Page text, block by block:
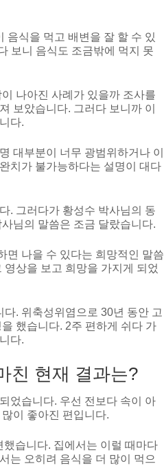
음식을 먹고 배변을 잘 할 수 있
보니 음식도 조금밖에 먹지 못
나아진 사례가 있을까 조사를
보았습니다. 그러다 보니까 이
다.
대부분이 너무 광범위하거나 이
치가 불가능하다는 설명이 대다
. 그러다가 황성수 박사님의 동
님의 말씀은 조금 달랐습니다.
면 나을 수 있다는 희망적인 말씀
상을 보고 희망을 가지게 되었
. 위축성위염으로 30년 동안 고
했습니다. 2주 편하게 쉬다 가
다.
친 현재 결과는?
었습니다. 우선 전보다 속이 아
이 좋아진 편입니다.
습니다. 집에서는 이럴 때마다
는 오히려 음식을 더 많이 먹으